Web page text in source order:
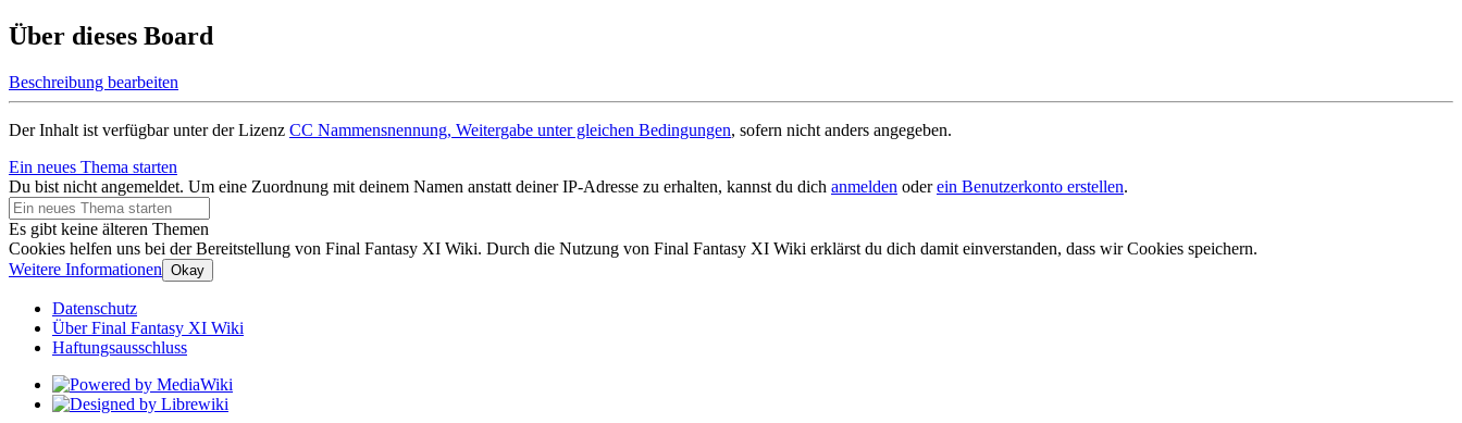
Über dieses Board
Beschreibung bearbeiten
Der Inhalt ist verfügbar unter der Lizenz CC Nammensnennung, Weitergabe unter gleichen Bedingungen, sofern nicht anders angegeben.
Ein neues Thema starten
Du bist nicht angemeldet. Um eine Zuordnung mit deinem Namen anstatt deiner IP-Adresse zu erhalten, kannst du dich anmelden oderein Benutzerkonto erstellen.
Es gibt keine älteren Themen
Cookies helfen uns bei der Bereitstellung von Final Fantasy XI Wiki. Durch die Nutzung von Final Fantasy XI Wiki erklärst du dich damit einverstanden, dass wir Cookies speichern.
Weitere Informationen Okay
Datenschutz
Über Final Fantasy XI Wiki
Haftungsausschluss